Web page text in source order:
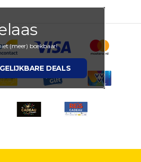
(meer) boekbaar!
DEALS